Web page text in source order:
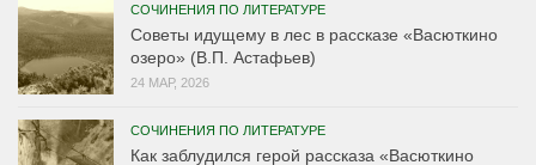
СОЧИНЕНИЯ ПО ЛИТЕРАТУРЕ
Советы идущему в лес в рассказе «Васюткино
озеро» (В.П. Астафьев)
24 МАР, 2026
СОЧИНЕНИЯ ПО ЛИТЕРАТУРЕ
Как заблудился герой рассказа «Васюткино